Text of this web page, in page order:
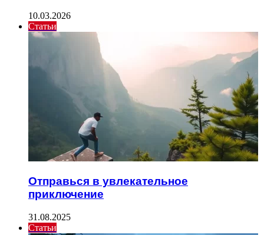
10.03.2026
Статьи
Отправься в увлекательное
приключение
31.08.2025
Статьи